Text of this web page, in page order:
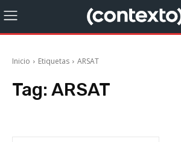
Inicio Etiquetas ARSAT
Tag: ARSAT